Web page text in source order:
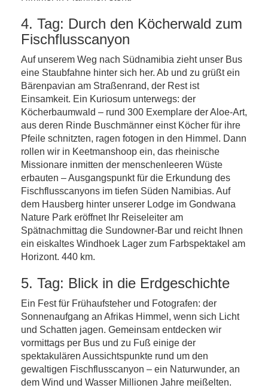
4. Tag: Durch den Köcherwald zum
Fischflusscanyon
Auf unserem Weg nach Südnamibia zieht unser Bus
eine Staubfahne hinter sich her. Ab und zu grüßt ein
Bärenpavian am Straßenrand, der Rest ist
Einsamkeit. Ein Kuriosum unterwegs: der
Köcherbaumwald – rund 300 Exemplare der Aloe-Art,
aus deren Rinde Buschmänner einst Köcher für ihre
Pfeile schnitzten, ragen fotogen in den Himmel. Dann
rollen wir in Keetmanshoop ein, das rheinische
Missionare inmitten der menschenleeren Wüste
erbauten – Ausgangspunkt für die Erkundung des
Fischflusscanyons im tiefen Süden Namibias. Auf
dem Hausberg hinter unserer Lodge im Gondwana
Nature Park eröffnet Ihr Reiseleiter am
Spätnachmittag die Sundowner-Bar und reicht Ihnen
ein eiskaltes Windhoek Lager zum Farbspektakel am
Horizont. 440 km.
5. Tag: Blick in die Erdgeschichte
Ein Fest für Frühaufsteher und Fotografen: der
Sonnenaufgang an Afrikas Himmel, wenn sich Licht
und Schatten jagen. Gemeinsam entdecken wir
vormittags per Bus und zu Fuß einige der
spektakulären Aussichtspunkte rund um den
gewaltigen Fischflusscanyon – ein Naturwunder, an
dem Wind und Wasser Millionen Jahre meißelten.